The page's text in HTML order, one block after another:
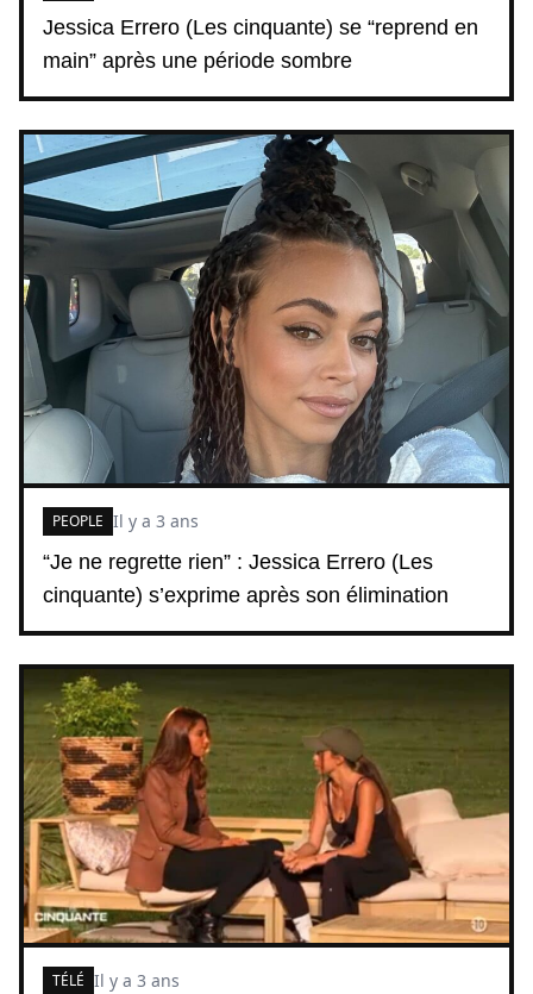
Jessica Errero (Les cinquante) se “reprend en
main” après une période sombre
“Je ne regrette rien” : Jessica Errero (Les
cinquante) s’exprime après son élimination
PEOPLE Il y a 3 ans
TÉLÉ Il y a 3 ans